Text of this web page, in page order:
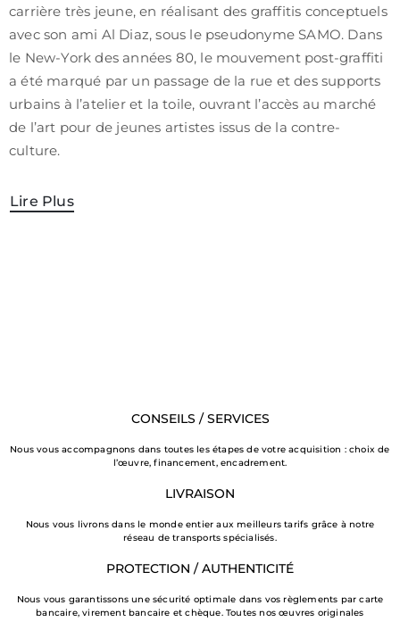
carrière très jeune, en réalisant des graffitis conceptuels
avec son ami Al Diaz, sous le pseudonyme SAMO. Dans
le New-York des années 80, le mouvement post-graffiti
a été marqué par un passage de la rue et des supports
urbains à l’atelier et la toile, ouvrant l’accès au marché
de l’art pour de jeunes artistes issus de la contre-
culture.
Lire Plus
CONSEILS / SERVICES
Nous vous accompagnons dans toutes les étapes de votre acquisition : choix de
l’œuvre, financement, encadrement.
LIVRAISON
Nous vous livrons dans le monde entier aux meilleurs tarifs grâce à notre
réseau de transports spécialisés.
PROTECTION / AUTHENTICITÉ
Nous vous garantissons une sécurité optimale dans vos règlements par carte
bancaire, virement bancaire et chèque. Toutes nos œuvres originales